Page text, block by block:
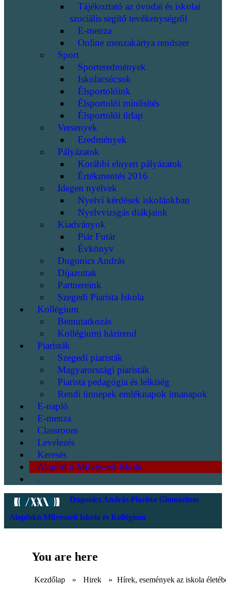
Tájékoztató az óvodai és iskolai
szociális segítő tevékenységről
E-menza
Online menzakártya rendszer
Sport
Sporteredmények
Iskolacsúcsok
Élsportolóink
Élsportolói minősítés
Élsportolói űrlap
Versenyek
Eredmények
Pályázatok
Korábbi elnyert pályázatok
Értékmentés 2016
Idegen nyelvek
Nyelvi kérdések iskolánkban
Nyelvvizsgás diákjaink
Kiadványok
Piár Futár
Évkönyv
Dugonics András
Díjazottak
Partnereink
Szegedi Piarista Iskola
Kollégium
Bemutatkozás
Kollégiumi házirend
Piaristák
Szegedi piaristák
Magyarországi piaristák
Piarista pedagógia és lelkiség
Rendi ünnepek emléknapok imanapok
E-napló
E-menza
Classroom
Levelezés
Keresés
Alapfokú Művészeti Iskola
.
Dugonics András Piarista Gimnázium
Alapfokú Művészeti Iskola és Kollégium
You are here
Kezdőlap » Hirek » Hírek, események az iskola